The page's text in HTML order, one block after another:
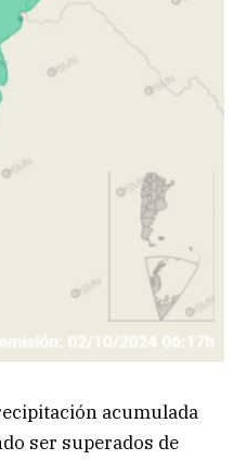
acumulada
ser superados de